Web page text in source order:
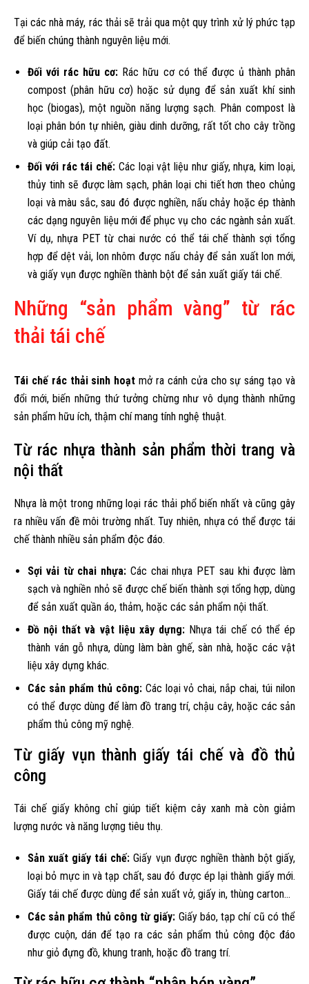
Tại các nhà máy, rác thải sẽ trải qua một quy trình xử lý phức tạp
để biến chúng thành nguyên liệu mới.
Đối với rác hữu cơ: Rác hữu cơ có thể được ủ thành phân
compost (phân hữu cơ) hoặc sử dụng để sản xuất khí sinh
học (biogas), một nguồn năng lượng sạch. Phân compost là
loại phân bón tự nhiên, giàu dinh dưỡng, rất tốt cho cây trồng
và giúp cải tạo đất.
Đối với rác tái chế: Các loại vật liệu như giấy, nhựa, kim loại,
thủy tinh sẽ được làm sạch, phân loại chi tiết hơn theo chủng
loại và màu sắc, sau đó được nghiền, nấu chảy hoặc ép thành
các dạng nguyên liệu mới để phục vụ cho các ngành sản xuất.
Ví dụ, nhựa PET từ chai nước có thể tái chế thành sợi tổng
hợp để dệt vải, lon nhôm được nấu chảy để sản xuất lon mới,
và giấy vụn được nghiền thành bột để sản xuất giấy tái chế.
Những “sản phẩm vàng” từ rác
thải tái chế
Tái chế rác thải sinh hoạt mở ra cánh cửa cho sự sáng tạo và
đổi mới, biến những thứ tưởng chừng như vô dụng thành những
sản phẩm hữu ích, thậm chí mang tính nghệ thuật.
Từ rác nhựa thành sản phẩm thời trang và
nội thất
Nhựa là một trong những loại rác thải phổ biến nhất và cũng gây
ra nhiều vấn đề môi trường nhất. Tuy nhiên, nhựa có thể được tái
chế thành nhiều sản phẩm độc đáo.
Sợi vải từ chai nhựa: Các chai nhựa PET sau khi được làm
sạch và nghiền nhỏ sẽ được chế biến thành sợi tổng hợp, dùng
để sản xuất quần áo, thảm, hoặc các sản phẩm nội thất.
Đồ nội thất và vật liệu xây dựng: Nhựa tái chế có thể ép
thành ván gỗ nhựa, dùng làm bàn ghế, sàn nhà, hoặc các vật
liệu xây dựng khác.
Các sản phẩm thủ công:Các loại vỏ chai, nắp chai, túi nilon
có thể được dùng để làm đồ trang trí, chậu cây, hoặc các sản
phẩm thủ công mỹ nghệ.
Từ giấy vụn thành giấy tái chế và đồ thủ
công
Tái chế giấy không chỉ giúp tiết kiệm cây xanh mà còn giảm
lượng nước và năng lượng tiêu thụ.
Sản xuất giấy tái chế: Giấy vụn được nghiền thành bột giấy,
loại bỏ mực in và tạp chất, sau đó được ép lại thành giấy mới.
Giấy tái chế được dùng để sản xuất vở, giấy in, thùng carton…
Các sản phẩm thủ công từ giấy: Giấy báo, tạp chí cũ có thể
được cuộn, dán để tạo ra các sản phẩm thủ công độc đáo
như giỏ đựng đồ, khung tranh, hoặc đồ trang trí.